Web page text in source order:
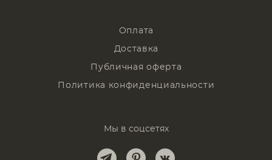
Оплата
Доставка
Публичная оферта
Политика конфиденциальности
Мы в соцсетях